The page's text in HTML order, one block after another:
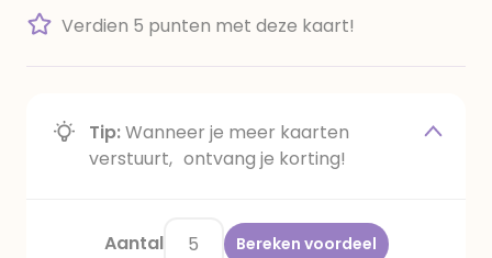
Verdien 5 punten met deze kaart!
Tip:Wanneer je meer kaarten
verstuurt, ontvang je korting!
Aantal Bereken voordeel